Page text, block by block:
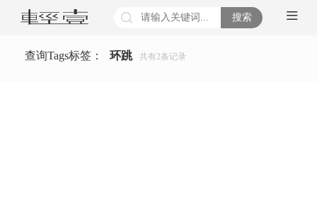
搜索
查询Tags标签： 环跳 共有2条记录